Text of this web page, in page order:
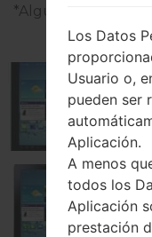
*Algunos datos
Los Datos
Usuario o,
pueden ser
Aplicación.
A menos
todos los
Aplicación
prestación